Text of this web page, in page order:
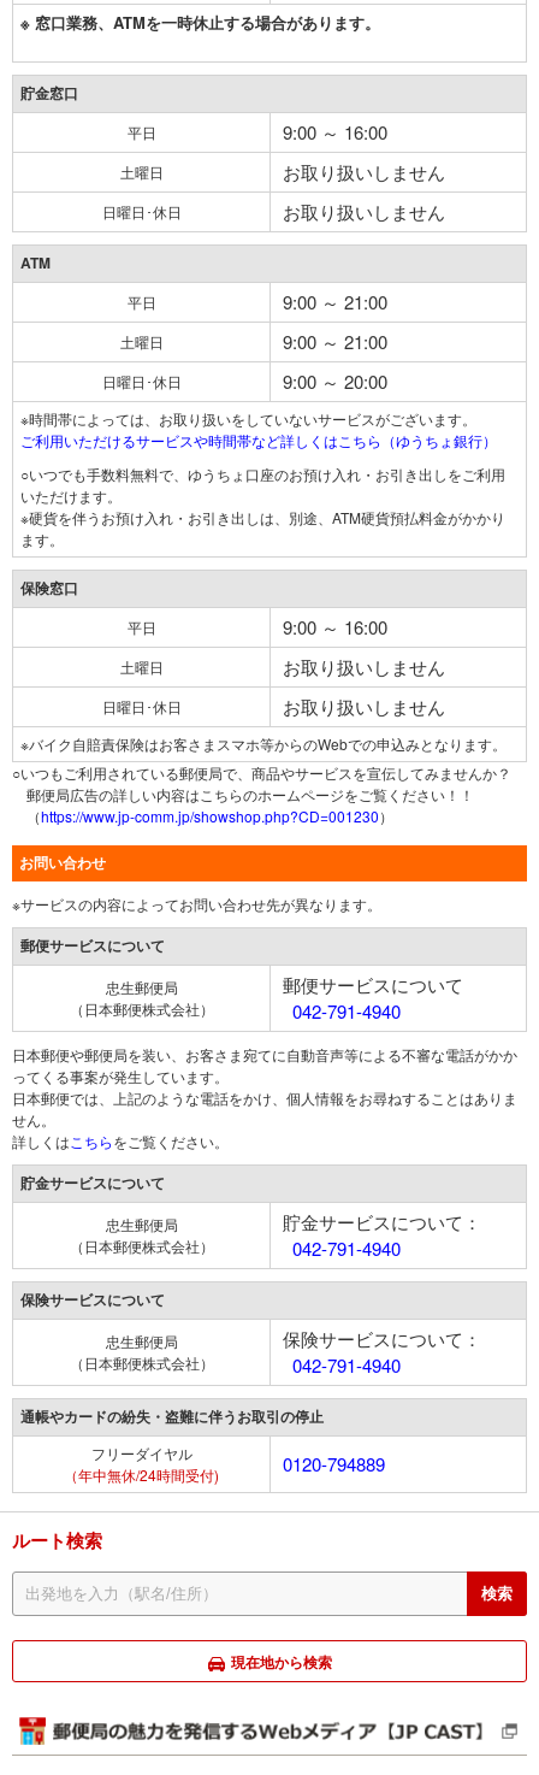
※ 窓口業務、ATMを一時休止する場合があります。
貯金窓口
平日 9:00 ～ 16:00
土曜日 お取り扱いしません
日曜日･休日 お取り扱いしません
ATM
平日 9:00 ～ 21:00
土曜日 9:00 ～ 21:00
日曜日･休日 9:00 ～ 20:00
※時間帯によっては、お取り扱いをしていないサービスがございます。
ご利用いただけるサービスや時間帯など詳しくはこちら（ゆうちょ銀行）
○いつでも手数料無料で、ゆうちょ口座のお預け入れ・お引き出しをご利用
いただけます。
※硬貨を伴うお預け入れ・お引き出しは、別途、ATM硬貨預払料金がかかり
ます。
保険窓口
平日 9:00 ～ 16:00
土曜日 お取り扱いしません
日曜日･休日 お取り扱いしません
※バイク自賠責保険はお客さまスマホ等からのWebでの申込みとなります。
○いつもご利用されている郵便局で、商品やサービスを宣伝してみませんか？
郵便局広告の詳しい内容はこちらのホームページをご覧ください！！
（https://www.jp-comm.jp/showshop.php?CD=001230）
お問い合わせ
※サービスの内容によってお問い合わせ先が異なります。
郵便サービスについて
忠生郵便局
（日本郵便株式会社）
郵便サービスについて
042-791-4940
日本郵便や郵便局を装い、お客さま宛てに自動音声等による不審な電話がかか
ってくる事案が発生しています。
日本郵便では、上記のような電話をかけ、個人情報をお尋ねすることはありま
せん。
詳しくは こちらをご覧ください。
貯金サービスについて
忠生郵便局
（日本郵便株式会社）
貯金サービスについて：
042-791-4940
保険サービスについて
忠生郵便局
（日本郵便株式会社）
保険サービスについて：
042-791-4940
通帳やカードの紛失・盗難に伴うお取引の停止
フリーダイヤル
（年中無休/24時間受付)
0120-794889
ルート検索
現在地から検索